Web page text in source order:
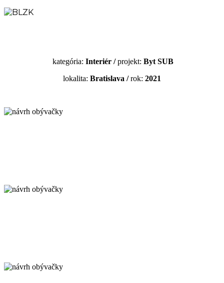
kategória: Interiér /projekt: Byt SUB
lokalita: Bratislava /rok: 2021